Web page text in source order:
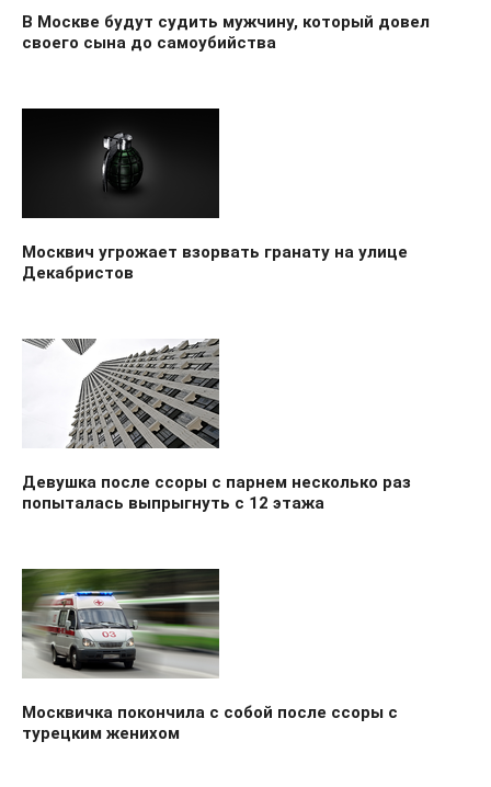
В Москве будут судить мужчину, который довел
своего сына до самоубийства
Москвич угрожает взорвать гранату на улице
Декабристов
Девушка после ссоры с парнем несколько раз
попыталась выпрыгнуть с 12 этажа
Москвичка покончила с собой после ссоры с
турецким женихом